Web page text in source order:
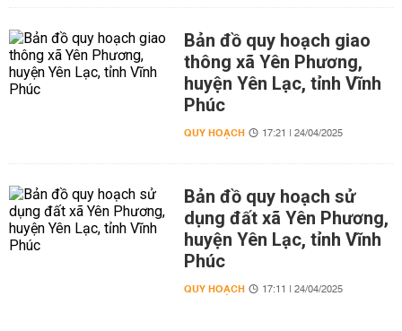
Bản đồ quy hoạch giao
thông xã Yên Phương,
huyện Yên Lạc, tỉnh Vĩnh
Phúc
QUY HOẠCH 17:21 | 24/04/2025
Bản đồ quy hoạch sử
dụng đất xã Yên Phương,
huyện Yên Lạc, tỉnh Vĩnh
Phúc
QUY HOẠCH 17:11 | 24/04/2025